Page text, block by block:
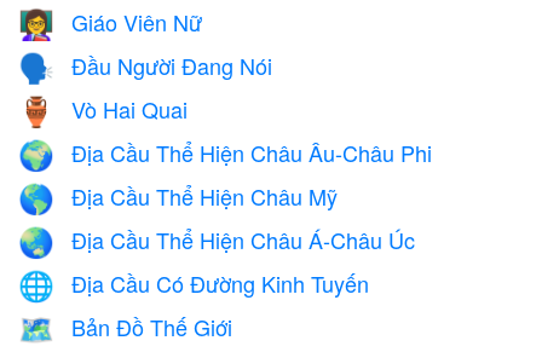
👩‍🏫 Giáo Viên Nữ
🗣️ Đầu Người Đang Nói
🏺 Vò Hai Quai
🌍 Địa Cầu Thể Hiện Châu Âu-Châu Phi
🌎 Địa Cầu Thể Hiện Châu Mỹ
🌏 Địa Cầu Thể Hiện Châu Á-Châu Úc
🌐 Địa Cầu Có Đường Kinh Tuyến
🗺️ Bản Đồ Thế Giới